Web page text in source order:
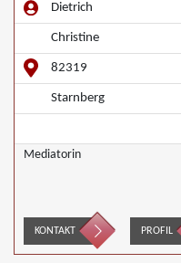
Dietrich
Christine
82319
Starnberg
Mediatorin
KONTAKT PROFIL